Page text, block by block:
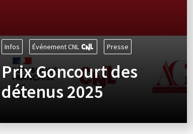
Infos Événement CNL Presse
Prix Goncourt des
détenus 2025